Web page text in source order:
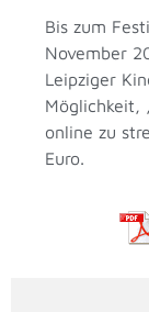
Bis zum
November
Leipziger
Möglichkeit,
online zu
Euro.